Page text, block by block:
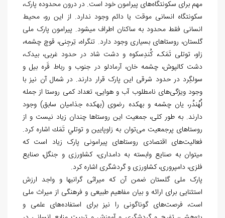
مهم برای سکونتگاه­های پیرامون خود است. در درون محدوده پارک،
سکونتگاه انسانی موقت یا دائم وجود ندارد. از این رو، محیط
انسانی فقط محدود به ساکنان اطراف می‏شود. پیرامون پارک ملی
گلستان، روستاهای بسیاری وجود دارد. تنگراه، تِرجِنی، قوچ چشمه،
زاو، توتلی تَمَک، کُندِسکوه و دشت شاد در حدود غربی، بیدک،
دشت کالپوش، چشمه خان، آرمادلو در جنوب و رباط قَره بیل و
سولگِرد در حدود شرقی این پارک قرار دارند. در شمال آن نیز با
وجود ویژگیهای نامطلوب آب و هوایی، تعداد کمی روستا از جمله
لُهُندُر، یان چشمه و بهکده رضوی (بهکده­ جذامیان سابق) وجود
دارند. به طور کلی، جمعیت این روستاها چندان زیاد نیست و از
روستاهای پرجمعیت میتوان به زاوپایين و توتلي تَمَك اشاره کرد.
فعالیتهای اقتصادی روستاهای پیرامونی پارک زیاد است که
می‏توان به صنایع وابسته به دامداری، کشاورزی و جنگل، صنایع
فلزی، دامپروری، کشاورزی و گردشگری اشاره کرد.
پارک ملی گلستان ضمن آن که میراثی گران‏بها و واجد ارزش
استثنایی برای ارائه و بیان مفاهیم طبیعی و فرهنگی از میراث ملی
است، فرصتهای گوناگونی را نیز برای استفادههای علمی و